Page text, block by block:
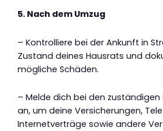
5. Nach dem Umzug
– Kontrolliere bei der Ankunft in
Zustand deines Hausrats und
mögliche Schäden.
– Melde dich bei den zuständigen
an, um deine Versicherungen,
Internetverträge sowie andere